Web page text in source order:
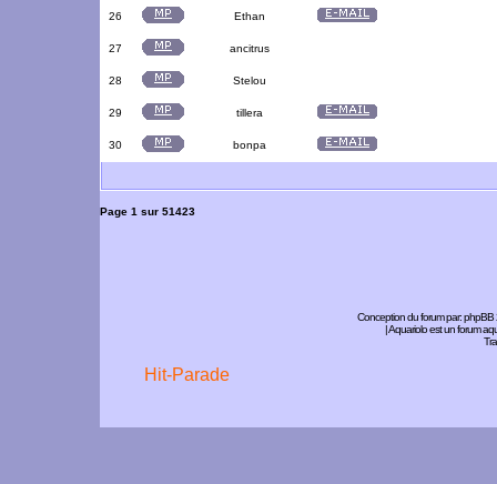
26 Ethan
27 ancitrus
28 Stelou
29 tillera
30 bonpa
Page 1 sur 51423
Conception du forum par:phpBB
| Aquariolo est un forum